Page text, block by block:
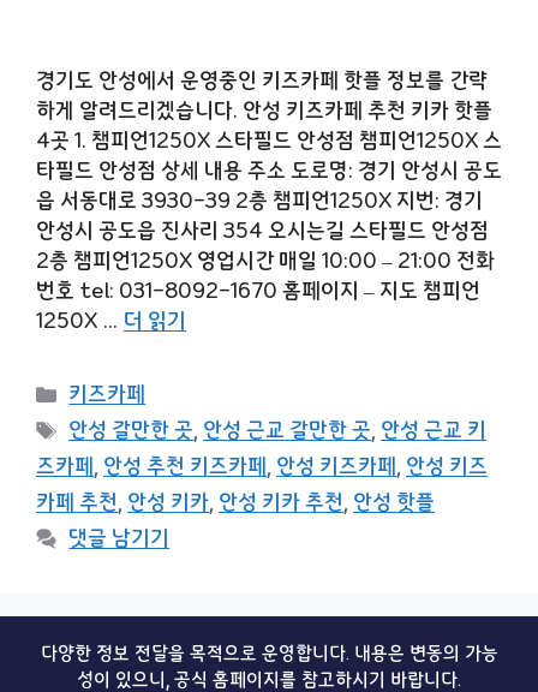
경기도 안성에서 운영중인 키즈카페 핫플 정보를 간략
하게 알려드리겠습니다. 안성 키즈카페 추천 키카 핫플
4곳 1. 챔피언1250X 스타필드 안성점 챔피언1250X 스
타필드 안성점 상세 내용 주소 도로명: 경기 안성시 공도
읍 서동대로 3930-39 2층 챔피언1250X 지번: 경기
안성시 공도읍 진사리 354 오시는길 스타필드 안성점
2층 챔피언1250X 영업시간 매일 10:00 – 21:00 전화
번호 tel: 031-8092-1670 홈페이지 – 지도 챔피언
1250X … 더 읽기
카
테
고
리
키즈카페
태
그
안성 갈만한 곳, 안성 근교 갈만한 곳, 안성 근교 키
즈카페, 안성 추천 키즈카페, 안성 키즈카페, 안성 키즈
카페 추천, 안성 키카, 안성 키카 추천, 안성 핫플
댓글 남기기
다양한 정보 전달을 목적으로 운영합니다. 내용은 변동의 가능
성이 있으니, 공식 홈페이지를 참고하시기 바랍니다.